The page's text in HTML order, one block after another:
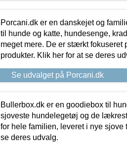
Porcani.dk er en danskejet og
til hunde og katte, hundesenge,
meget mere. De er stærkt fokuseret
produkter. Klik her for at se deres
Se udvalget på Porcani.dk
Bullerbox.dk er en goodiebox til
sjoveste hundelegetøj og de
for hele familien, leveret i nye sjove
se deres udvalg.